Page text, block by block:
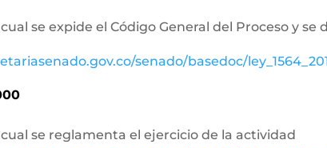
se expide el Código General del Proceso y se
senado/basedoc/
se reglamenta el ejercicio de la actividad